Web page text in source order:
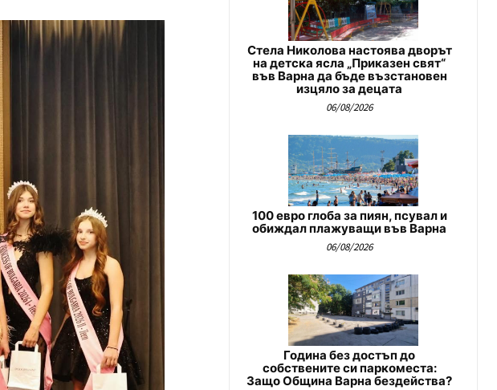
Стела Николова настоява дворът
на детска ясла „Приказен свят“
във Варна да бъде възстановен
изцяло за децата
06/08/2026
100 евро глоба за пиян, псувал и
обиждал плажуващи във Варна
06/08/2026
Година без достъп до
собствените си паркоместа:
Защо Община Варна бездейства?